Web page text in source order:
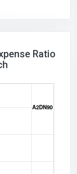
Ratio
A2DN90
A2DN90